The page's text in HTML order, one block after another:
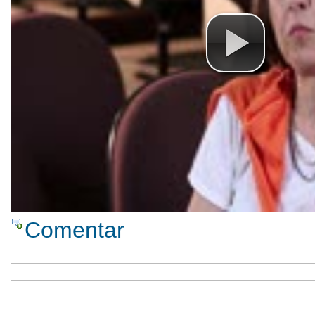
Comentar